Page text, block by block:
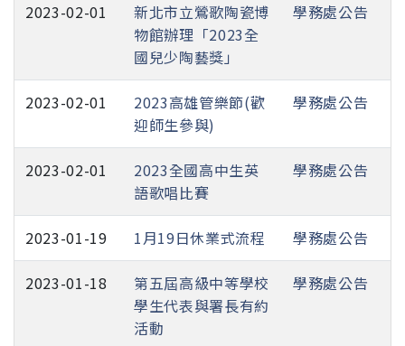
2023-02-01
新北市立鶯歌陶瓷博
物館辦理「2023全
國兒少陶藝獎」
學務處公告
2023-02-01
2023高雄管樂節(歡
迎師生參與)
學務處公告
2023-02-01
2023全國高中生英
語歌唱比賽
學務處公告
2023-01-19 1月19日休業式流程 學務處公告
2023-01-18
第五屆高級中等學校
學生代表與署長有約
活動
學務處公告